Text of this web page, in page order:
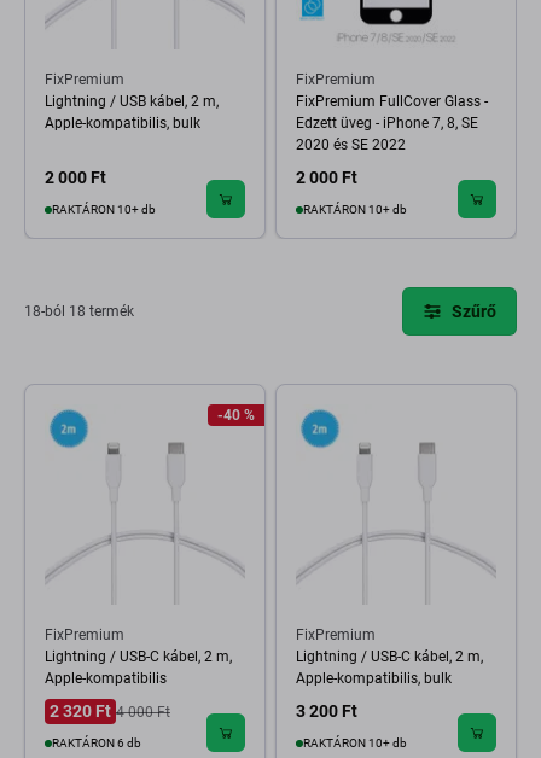
FixPremium
Lightning / USB kábel, 2 m,
Apple-kompatibilis, bulk
2 000 Ft
RAKTÁRON 10+ db
FixPremium
FixPremium FullCover Glass -
Edzett üveg - iPhone 7, 8, SE
2020 és SE 2022
2 000 Ft
RAKTÁRON 10+ db
18-ból 18 termék Szűrő
-40 %
FixPremium
Lightning / USB-C kábel, 2 m,
Apple-kompatibilis
2 320 Ft 4 000 Ft
RAKTÁRON 6 db
FixPremium
Lightning / USB-C kábel, 2 m,
Apple-kompatibilis, bulk
3 200 Ft
RAKTÁRON 10+ db